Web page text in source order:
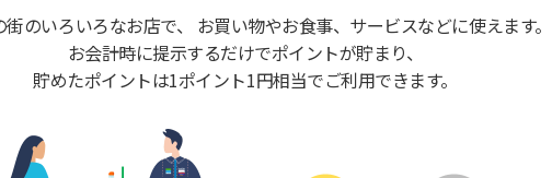
街のいろいろなお店で、 お買い物やお食事、サービスなどに使えます。
お会計時に提示するだけでポイントが貯まり、
貯めたポイントは1ポイント1円相当でご利用できます。